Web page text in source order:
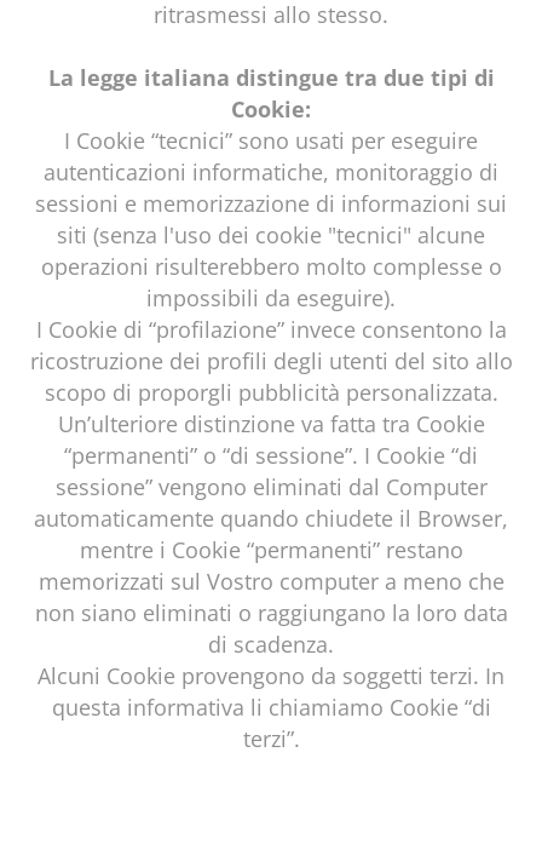
ritrasmessi allo stesso.
La legge italiana distingue tra due tipi di
Cookie:
I Cookie “tecnici” sono usati per eseguire
autenticazioni informatiche, monitoraggio di
sessioni e memorizzazione di informazioni sui
siti (senza l'uso dei cookie "tecnici" alcune
operazioni risulterebbero molto complesse o
impossibili da eseguire).
I Cookie di “profilazione” invece consentono la
ricostruzione dei profili degli utenti del sito allo
scopo di proporgli pubblicità personalizzata.
Un’ulteriore distinzione va fatta tra Cookie
“permanenti” o “di sessione”. I Cookie “di
sessione” vengono eliminati dal Computer
automaticamente quando chiudete il Browser,
mentre i Cookie “permanenti” restano
memorizzati sul Vostro computer a meno che
non siano eliminati o raggiungano la loro data
di scadenza.
Alcuni Cookie provengono da soggetti terzi. In
questa informativa li chiamiamo Cookie “di
terzi”.